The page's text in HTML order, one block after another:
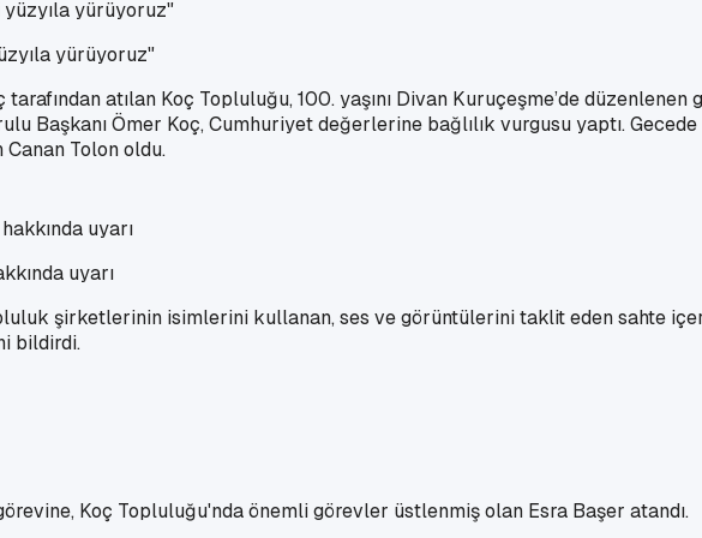
yürüyoruz"
atılan Koç Topluluğu, 100. yaşını Divan Kuruçeşme’de
Başkanı Ömer Koç, Cumhuriyet değerlerine bağlılık vurgusu yaptı.
Tolon oldu.
uyarı
şirketlerinin isimlerini kullanan, ses ve görüntülerini taklit eden sahte
bildirdi.
Koç Topluluğu'nda önemli görevler üstlenmiş olan Esra Başer atandı.